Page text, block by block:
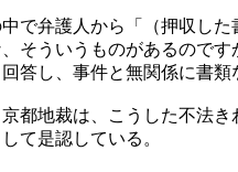
で弁護人から「（押収した
そういうものがあるので
答し、事件と無関係に書
都地裁は、こうした不法き
て是認している。